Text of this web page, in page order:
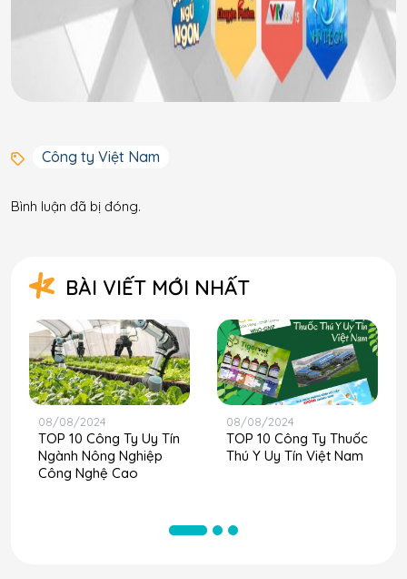
Công ty Việt Nam
Bình luận đã bị đóng.
BÀI VIẾT MỚI NHẤT
08/08/2024
TOP 10 Công Ty Uy Tín
Ngành Nông Nghiệp
Công Nghệ Cao
08/08/2024
TOP 10 Công Ty Thuốc
Thú Y Uy Tín Việt Nam